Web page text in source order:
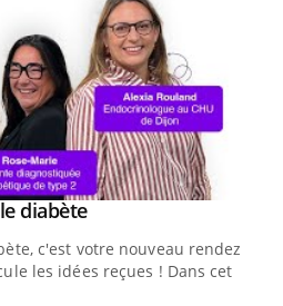
diabèteYoutube
c'est votre nouveau rendez-
les idées reçues ! Dans cet